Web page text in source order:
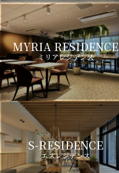
MYRIA RESIDENCE
ミリアレジデンス
S-RESIDENCE
エスレジデンス